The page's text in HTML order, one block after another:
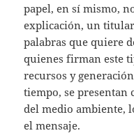
papel, en sí mismo,
explicación, un
palabras que quiere
quienes firman este
recursos y
tiempo, se presentan
del medio ambiente,
el mensaje.